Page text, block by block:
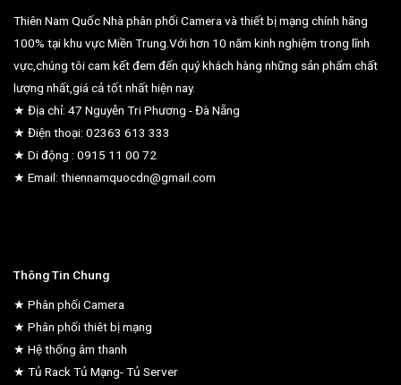
Thiên Nam Quốc Nhà phân phối Camera và thiết bị mạng chính hãng
100% tại khu vực Miền Trung.Với hơn 10 năm kinh nghiệm trong lĩnh
vực,chúng tôi cam kết đem đến quý khách hàng những sản phẩm chất
lượng nhất,giá cả tốt nhất hiện nay.
★ Địa chỉ: 47 Nguyễn Tri Phương - Đà Nẵng
★ Điện thoại: 02363 613 333
★ Di động : 0915 11 00 72
★ Email: thiennamquocdn@gmail.com
Thông Tin Chung
★ Phân phối Camera
★ Phân phối thiêt bị mạng
★ Hệ thống âm thanh
★ Tủ Rack Tủ Mạng- Tủ Server